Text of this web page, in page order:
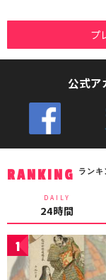
プ
公式ア
RANKING ランキ
DAILY
24時間
1